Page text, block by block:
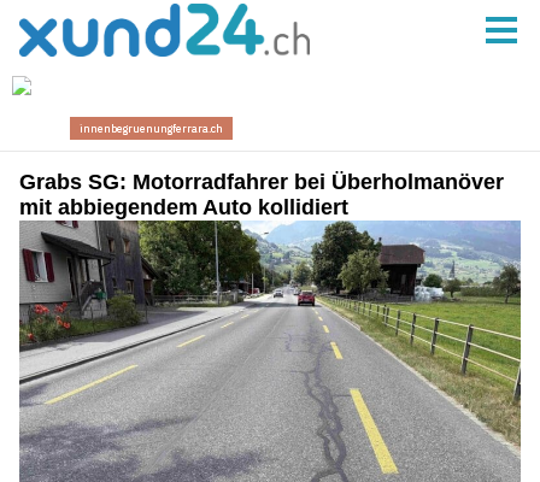
Grabs SG: Motorradfahrer bei Überholmanöver
mit abbiegendem Auto kollidiert